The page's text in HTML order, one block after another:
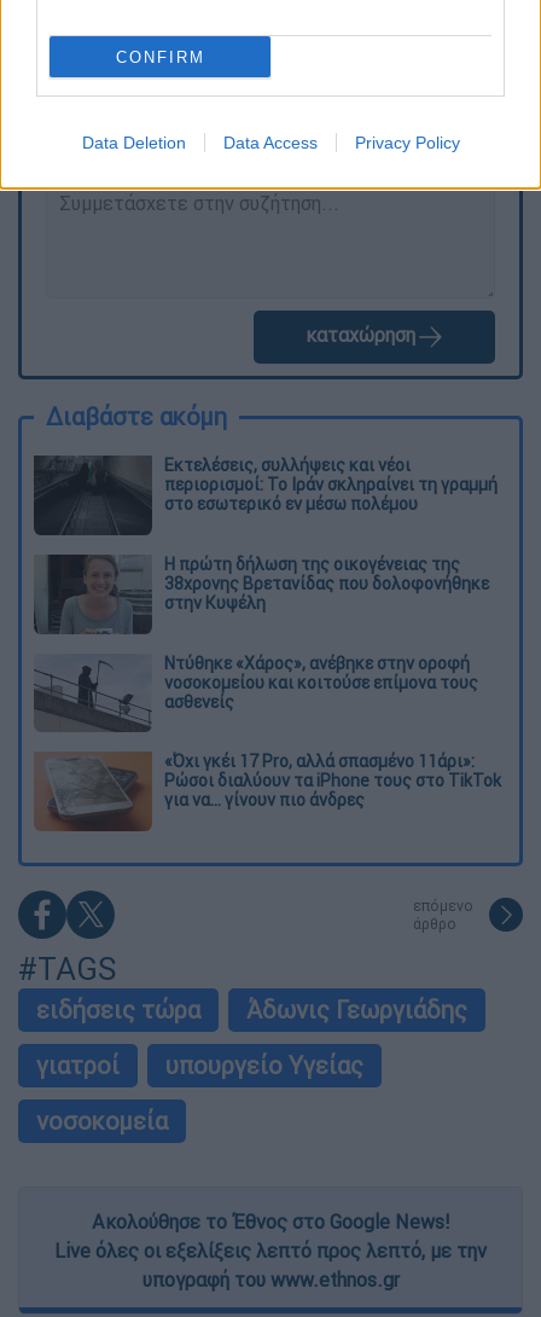
CONFIRM
Data Deletion Data Access Privacy Policy
Τα σχολιά σας δημοσιεύονται άμεσα με δική σας ευθύνη. Το
καταχώρηση
Διαβάστε ακόμη
Εκτελέσεις, συλλήψεις και νέοι
περιορισμοί: Το Ιράν σκληραίνει τη γραμμή
στο εσωτερικό εν μέσω πολέμου
Η πρώτη δήλωση της οικογένειας της
38χρονης Βρετανίδας που δολοφονήθηκε
στην Κυψέλη
Ντύθηκε «Χάρος», ανέβηκε στην οροφή
νοσοκομείου και κοιτούσε επίμονα τους
ασθενείς
«Όχι γκέι 17 Pro, αλλά σπασμένο 11άρι»:
Ρώσοι διαλύουν τα iPhone τους στο TikTok
για να... γίνουν πιο άνδρες
επόμενο
άρθρο
#TAGS
ειδήσεις τώρα
Άδωνις Γεωργιάδης
γιατροί
υπουργείο Υγείας
νοσοκομεία
Ακολούθησε το Έθνος στο Google News!
Live όλες οι εξελίξεις λεπτό προς λεπτό, με την
υπογραφή του www.ethnos.gr